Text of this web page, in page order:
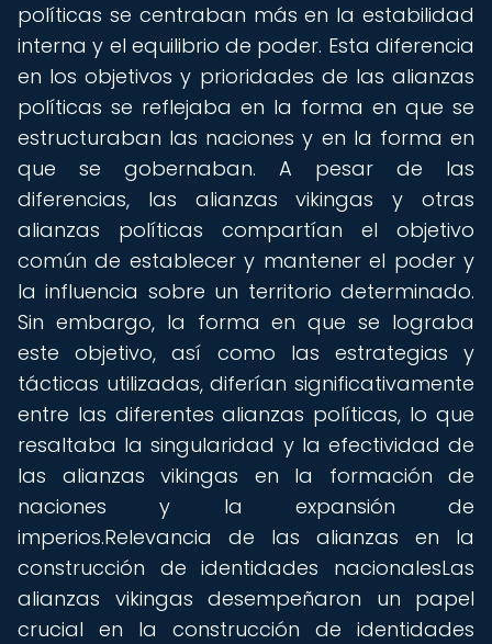
políticas se centraban más en la estabilidad
interna y el equilibrio de poder. Esta diferencia
en los objetivos y prioridades de las alianzas
políticas se reflejaba en la forma en que se
estructuraban las naciones y en la forma en
que se gobernaban. A pesar de las
diferencias, las alianzas vikingas y otras
alianzas políticas compartían el objetivo
común de establecer y mantener el poder y
la influencia sobre un territorio determinado.
Sin embargo, la forma en que se lograba
este objetivo, así como las estrategias y
tácticas utilizadas, diferían significativamente
entre las diferentes alianzas políticas, lo que
resaltaba la singularidad y la efectividad de
las alianzas vikingas en la formación de
naciones y la expansión de
imperios.Relevancia de las alianzas en la
construcción de identidades nacionalesLas
alianzas vikingas desempeñaron un papel
crucial en la construcción de identidades